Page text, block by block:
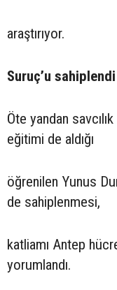
araştırıyor.
Suruç’u sahiplendi
Öte yandan
eğitimi de aldığı
öğrenilen Yunus
de sahiplenmesi,
katliamı Antep
yorumlandı.